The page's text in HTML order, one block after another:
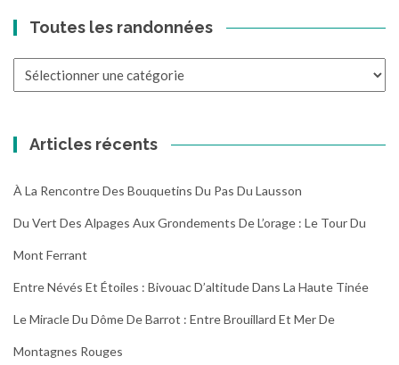
Toutes les randonnées
Toutes
Articles récents
À La Rencontre Des Bouquetins Du Pas Du Lausson
Du Vert Des Alpages Aux Grondements De L’orage : Le Tour Du
Mont Ferrant
Entre Névés Et Étoiles : Bivouac D’altitude Dans La Haute Tinée
Le Miracle Du Dôme De Barrot : Entre Brouillard Et Mer De
Montagnes Rouges